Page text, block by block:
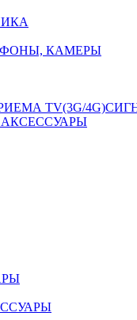
КАМЕРЫ
TV(3G/